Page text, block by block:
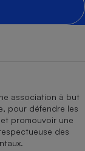
association à but
pour défendre les
promouvoir une
des